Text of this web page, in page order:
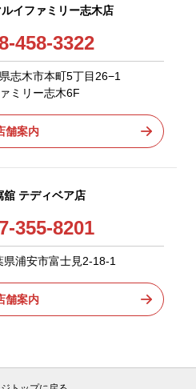
イファミリー志木店
458-3322
志木市本町5丁目26−1
ミリー志木6F
舗案内
舘 テディベア店
355-8201
浦安市富士見2-18-1
舗案内